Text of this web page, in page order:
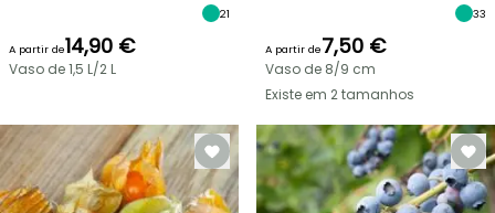
21
A partir de14,90 €
Vaso de 1,5 L/2 L
33
A partir de7,50 €
Vaso de 8/9 cm
Existe em 2 tamanhos